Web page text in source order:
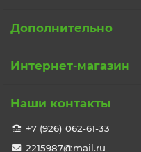
Дополнительно
Интернет-магазин
Наши контакты
+7 (926) 062-61-33
2215987@mail.ru